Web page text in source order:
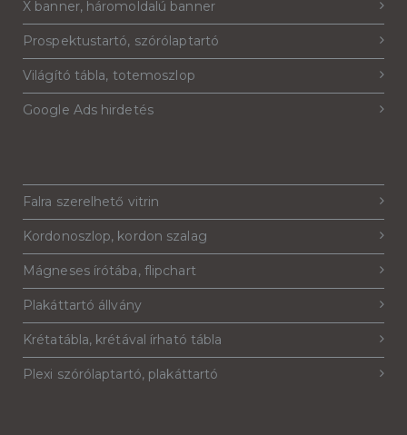
X banner, háromoldalú banner
Prospektustartó, szórólaptartó
Világító tábla, totemoszlop
Google Ads hirdetés
Falra szerelhető vitrin
Kordonoszlop, kordon szalag
Mágneses írótába, flipchart
Plakáttartó állvány
Krétatábla, krétával írható tábla
Plexi szórólaptartó, plakáttartó